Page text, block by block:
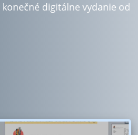
digitálne vydanie od